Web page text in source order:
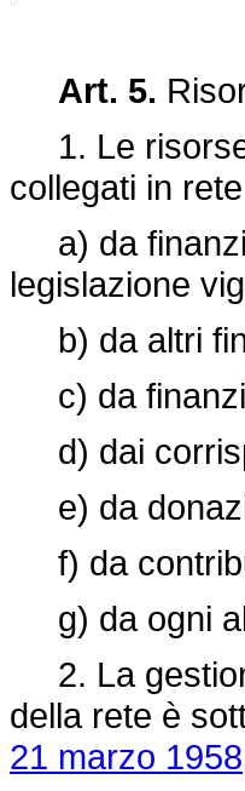
Art. 5.
1. Le risorse
collegati in
a) da
legislazione
b) da altri
c) da
d) dai
e) da
f) da
g) da ogni
2. La
della rete è
21 marzo